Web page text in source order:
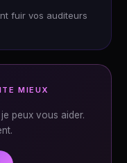
fuir vos auditeurs
MIEUX
peux vous aider.